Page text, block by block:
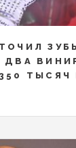
ТЫСЯЧ